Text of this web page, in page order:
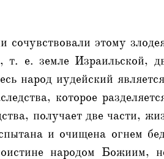
этому
т. е. земле Израильской,
народ иудейский
которое
получает две части,
и очищена огнем
народом Божиим,